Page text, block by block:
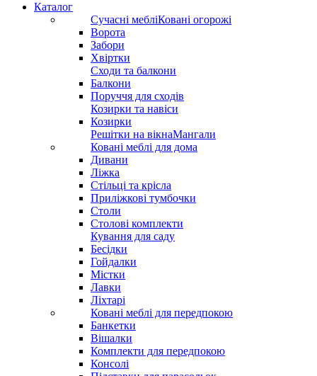
Каталог
Сучасні мебліКовані огорожі
Ворота
Забори
Хвіртки
Сходи та балкони
Балкони
Поруччя для сходів
Козирки та навіси
Козирки
Решітки на вікнаМангали
Ковані меблі для дома
Дивани
Ліжка
Стільці та крісла
Приліжкові тумбочки
Столи
Столові комплекти
Кування для саду
Бесідки
Гойдалки
Містки
Лавки
Ліхтарі
Ковані меблі для передпокою
Банкетки
Вішалки
Комплекти для передпокою
Консолі